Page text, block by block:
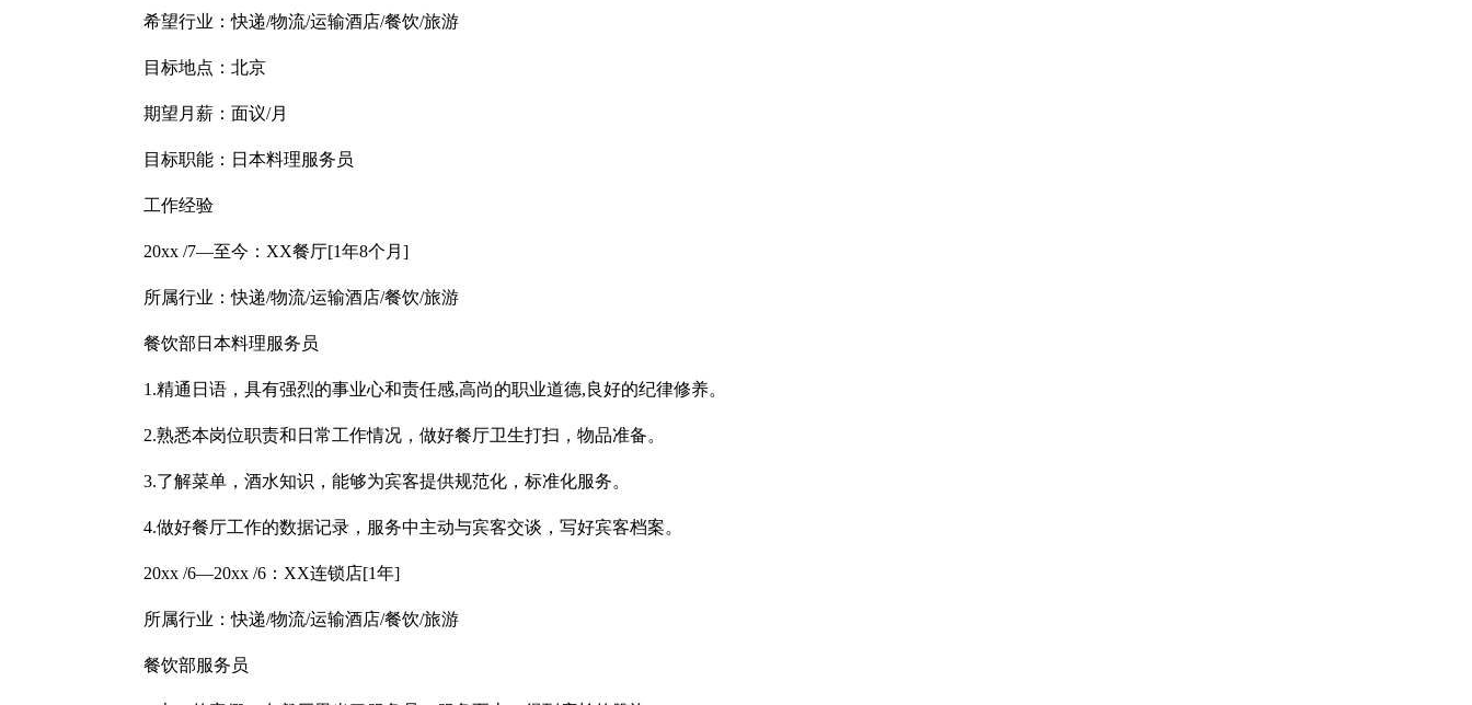
希望行业：快递/物流/运输酒店/餐饮/旅游
目标地点：北京
期望月薪：面议/月
目标职能：日本料理服务员
工作经验
20xx /7—至今：XX餐厅[1年8个月]
所属行业：快递/物流/运输酒店/餐饮/旅游
餐饮部日本料理服务员
1.精通日语，具有强烈的事业心和责任感,高尚的职业道德,良好的纪律修养。
2.熟悉本岗位职责和日常工作情况，做好餐厅卫生打扫，物品准备。
3.了解菜单，酒水知识，能够为宾客提供规范化，标准化服务。
4.做好餐厅工作的数据记录，服务中主动与宾客交谈，写好宾客档案。
20xx /6—20xx /6：XX连锁店[1年]
所属行业：快递/物流/运输酒店/餐饮/旅游
餐饮部服务员